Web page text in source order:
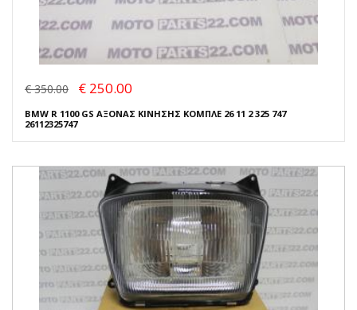
€ 350.00 € 250.00
BMW R 1100 GS ΑΞΟΝΑΣ ΚΙΝΗΣΗΣ ΚΟΜΠΛΕ 26 11 2 325 747
26112325747